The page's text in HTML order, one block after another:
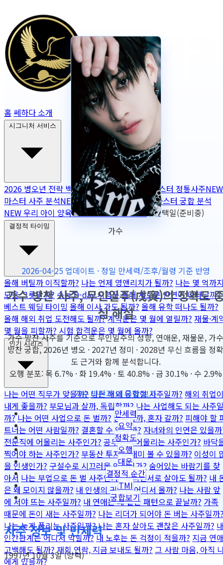
홈 쎄하다 소개
시그니처 서비스
2026 병오년 전략 백서NEW2026 토정비결 마스터 정통사주NEW
마스터 사주 분석NEW 무보정 사주 판독NEW마스터 궁합 분석
NEW 우리 아이 양육 궁합 NEW작명OPEN 출산택일(준비중)
결정적 타이밍
올해 버틸까 이직할까? 나는 언제 영앤리치가 될까? 나는 몇 억까
모을 그릇일까? 수능 D-day 시험운 올해 새로운 인연이 나타날까?
베스트 웨딩 타이밍 올해 이사 가도 될까? 올해 유학 떠나도 될까?
올해 해외 취업 도전해도 될까?계약운은 몇 월에 열릴까? 재물·계
몇 월을 피할까? 시험 합격운은 몇 월에 올까?
인기 시리즈
나는 어떤 직무가 맞을까? 나는 해외 유학형 사주일까? 해외 취업
내게 좋을까? 부모님과 살까, 독립할까?나는 사업해도 되는 사주
까? 나는 어떤 사업으로 돈 벌까? 동업할까, 혼자 갈까? 피해야 할
트너는 어떤 사람일까? 결혼할 수 있을까? 자녀와의 인연은 있을
전문직에 어울리는 사주인가? 공무원에 어울리는 사주인가? 바닥
찍어야 하는 사주인가? 부동산 투자로 재미 볼 수 있을까? 이성이
을 인생인가? 구설수로 시끄러울 인생인가? 숨어있는 바람기를 찾
아서 나는 부업으로 돈 벌 사주인가?프리랜서로 살아도 될까? 내
은 왜 모이지 않을까? 내 인생의 귀인은 어디서 올까? 나는 사람 앞
에 서야 뜨는 사주일까? 내 연애는 왜 같은 패턴으로 끝날까? 가족
때문에 돈이 새는 사주일까?나는 리더가 되어야 돈 버는 사주일까
나는 늦게 풀리는 사주일까?나는 혼자 살아도 괜찮은 사주일까?
인간관계는 어디서 막힐까?내 노후는 돈 걱정이 적을까? 지금 연
고백해도 될까? 재회 연락, 지금 보내도 될까? 그 사람 마음, 아직
에게 있을까?
가수
2026-04-25 업데이트 · 정밀 만세력/조후/월령 기준 반영
가수 방찬 사주, 무인일주(戊寅)의 정확도
심 해설
가수 방찬 사주를 기준으로 무인일주의 성향, 연애운, 재물운, 가수
방찬 궁합, 2026년 병오 · 2027년 정미 · 2028년 무신 흐름을 정확
도 근거와 함께 분석합니다.
오행 분포: 목 6.7% · 화 19.4% · 토 40.8% · 금 30.1% · 수 2.9%
가수 방찬과 내 궁합 보기
만세력
요약
정확도
오행
대운
결정적 순간
TMI
궁합보기
사주 정보 및 만세력
1997년 10월 3일 (양력)